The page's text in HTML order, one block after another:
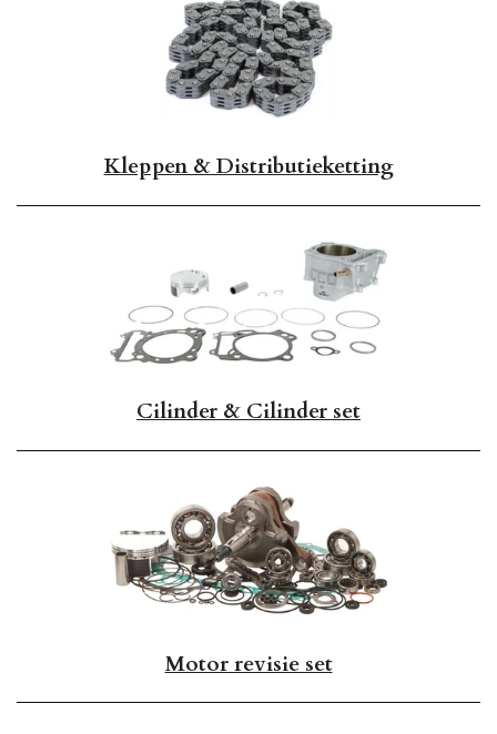
Kleppen & Distributieketting
Cilinder & Cilinder set
Motor revisie set